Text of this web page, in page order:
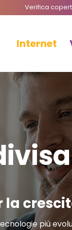
Verifica
Internet
la
più